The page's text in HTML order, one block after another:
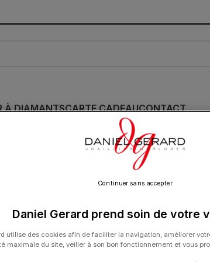
À DIAMANTSCARTE CADEAUCONTACT
Venu X1
Daniel Gerard prend soin de votre
utilise des cookies afin de faciliter la navigation, améliorer
maximale du site, veiller à son bon fonctionnement et vous
Continuer sans accepter